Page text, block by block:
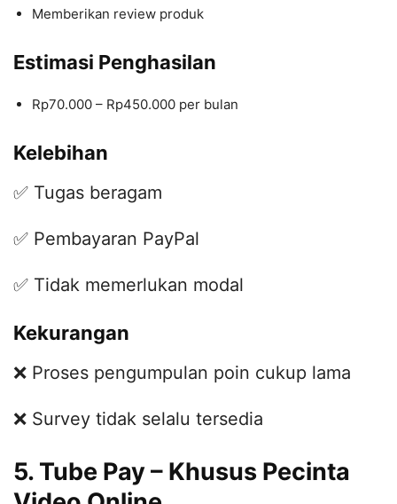
Memberikan review produk
Estimasi Penghasilan
Rp70.000 – Rp450.000 per bulan
Kelebihan
✅ Tugas beragam
✅ Pembayaran PayPal
✅ Tidak memerlukan modal
Kekurangan
❌ Proses pengumpulan poin cukup lama
❌ Survey tidak selalu tersedia
5. Tube Pay – Khusus Pecinta